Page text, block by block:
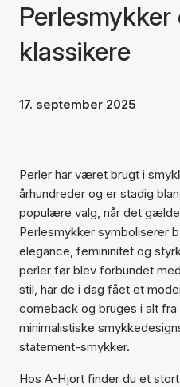
klassikere
17. september 2025
Perler har været brugt i
århundreder og er stadig
populære valg, når det
Perlesmykker symboliserer
elegance, femininitet og
perler før blev forbundet
stil, har de i dag fået et
comeback og bruges i alt fra
minimalistiske
statement-smykker.
Hos A-Hjort finder du et